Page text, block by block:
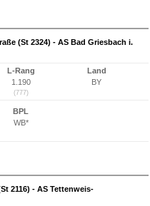
(St 2324) - AS Bad Griesbach i.
L-Rang
1.190
(777)
Land
BY
BPL
WB*
2116) - AS Tettenweis-